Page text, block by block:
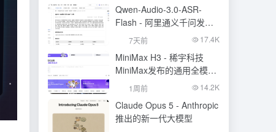
Qwen-Audio-3.0-ASR-
Flash - 阿里通义千问发布
的语音识别大模型
7天前 17.4K
MiniMax H3 - 稀宇科技
MiniMax发布的通用全模态
生成模型
1周前 14.2K
Claude Opus 5 - Anthropic
推出的新一代大模型